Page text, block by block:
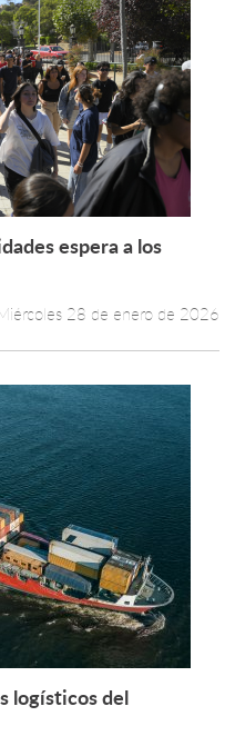
Leer más +
espera a los
28 de enero de 2026
Leer más +
logísticos del